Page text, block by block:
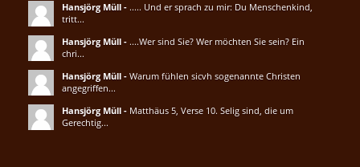
Hansjörg Müll- ..... Und er sprach zu mir: Du Menschenkind,
tritt...
Hansjörg Müll- ....Wer sind Sie? Wer möchten Sie sein? Ein
chri...
Hansjörg Müll- Warum fühlen sicvh sogenannte Christen
angegriffen...
Hansjörg Müll- Matthäus 5, Verse 10. Selig sind, die um
Gerechtig...